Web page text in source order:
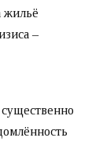
жильё
–